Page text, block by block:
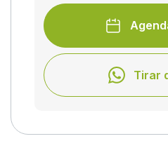
Tirar